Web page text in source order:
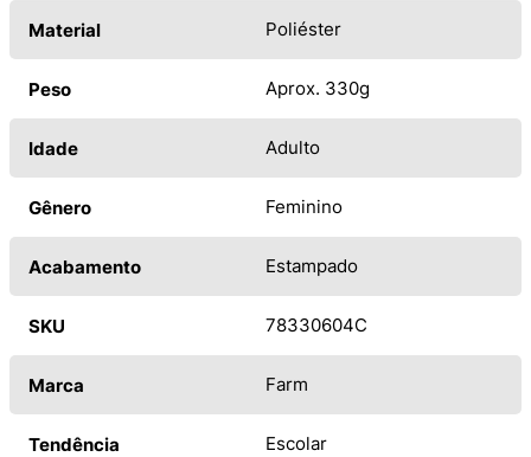
Material Poliéster
Peso Aprox. 330g
Idade Adulto
Gênero Feminino
Acabamento Estampado
SKU 78330604C
Marca Farm
Tendência Escolar